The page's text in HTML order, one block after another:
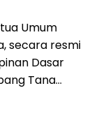
Umum
secara resmi
Dasar
Tana…